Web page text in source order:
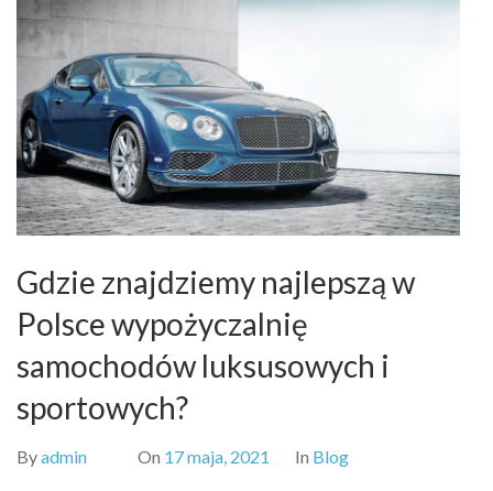
Gdzie znajdziemy najlepszą w
Polsce wypożyczalnię
samochodów luksusowych i
sportowych?
Byadmin On 17 maja, 2021 In Blog